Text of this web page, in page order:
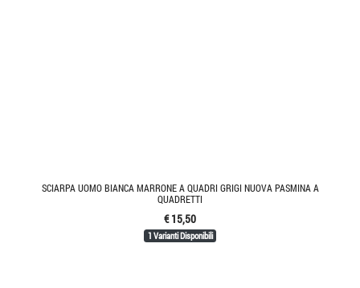
SCIARPA UOMO BIANCA MARRONE A QUADRI GRIGI NUOVA PASMINA A
QUADRETTI
€ 15,50
1 Varianti Disponibili